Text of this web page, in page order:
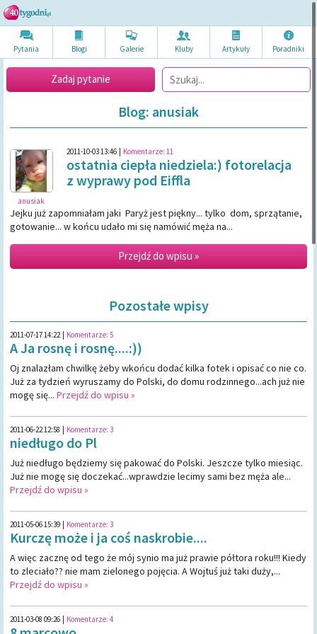
Pytania Blogi Galerie Kluby Artykuły Poradniki
Zadaj pytanie
Blog: anusiak
anusiak
2011-10-03 13:46 Komentarze: 11
ostatnia ciepła niedziela:) fotorelacja
z wyprawy pod Eiffla
Jejku już zapomniałam jaki Paryż jest piękny... tylko dom, sprzątanie,
gotowanie... w końcu udało mi się namówić męża na...
Przejdź do wpisu »
Pozostałe wpisy
2011-07-17 14:22 Komentarze: 5
A Ja rosnę i rosnę....:))
Oj znalazłam chwilkę żeby wkońcu dodać kilka fotek i opisać co nie co.
Już za tydzień wyruszamy do Polski, do domu rodzinnego...ach już nie
mogę się... Przejdź do wpisu »
2011-06-22 12:58 Komentarze: 3
niedługo do Pl
Już niedługo będziemy się pakować do Polski. Jeszcze tylko miesiąc.
Już nie mogę się doczekać...wprawdzie lecimy sami bez męża ale...
Przejdź do wpisu »
2011-05-06 15:39 Komentarze: 3
Kurczę może i ja coś naskrobie....
A więc zacznę od tego że mój synio ma już prawie półtora roku!!! Kiedy
to zleciało?? nie mam zielonego pojęcia. A Wojtuś już taki duży,...
Przejdź do wpisu »
2011-03-08 09:26 Komentarze: 4